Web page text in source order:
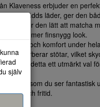
Klaveness erbjuder en
svinsädds läder, ger den
gör den lätt att matcha
eller en mer finsnygg look.
bra stöd och komfort under
absorberar stötar, vilket
är detta ett utmärkt val
som du ser fantastisk
och fritid.
själv